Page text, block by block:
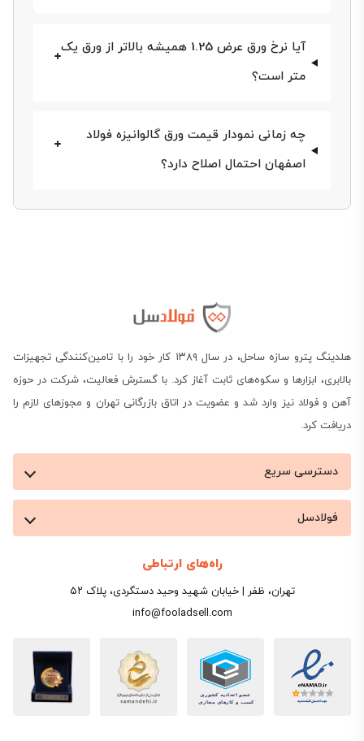
مبارکه اصفهان امروز
شده است. اختلاف دو عدد در هر ردیف، تفاوت نرخ بین
عرض‌های یک متر و 1.25 متر را نشان می‌دهد. ارقام بدون
مالیات بر ارزش افزوده درج شده‌اند.
ضخامت (میلی‌متر) بازه
۰٫۵
۰٫۵۸
۰٫۸
۰٫۹
آیا نرخ ورق عرض 1.25 همیشه بالاتر از ورق یک
متر است؟
چه زمانی نمودار قیمت ورق گالوانیزه فولاد
اصفهان احتمال اصلاح دارد؟
هلدینگ پترو سازه ساحل، در سال ۱۳۸۹ کار خود را با تامین‌کنندگی تجهیزات
بالابری، ابزارها و سکوه‌های ثابت آغاز کرد. با گسترش فعالیت، شرکت در حوزه
آهن و فولاد نیز وارد شد و عضویت در اتاق بازرگانی تهران و مجوزهای لازم را
دریافت کرد.
دسترسی سریع
فولادسل
راه‌های ارتباطی
تهران، ظفر | خیابان شهید وحید دستگردی، پلاک ۵۲
info@fooladsell.com